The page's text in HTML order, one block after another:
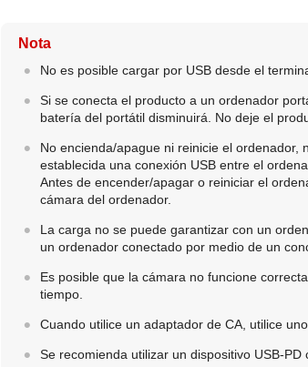
Nota
No es posible cargar por USB desde el
Si se conecta el producto a un ordenador
batería del portátil disminuirá. No deje el
No encienda/apague ni reinicie el
establecida una conexión USB entre el
Antes de encender/apagar o reiniciar el
cámara del ordenador.
La carga no se puede garantizar con un
un ordenador conectado por medio de un
Es posible que la cámara no funcione
tiempo.
Cuando utilice un adaptador de CA, utilice
Se recomienda utilizar un dispositivo USB-